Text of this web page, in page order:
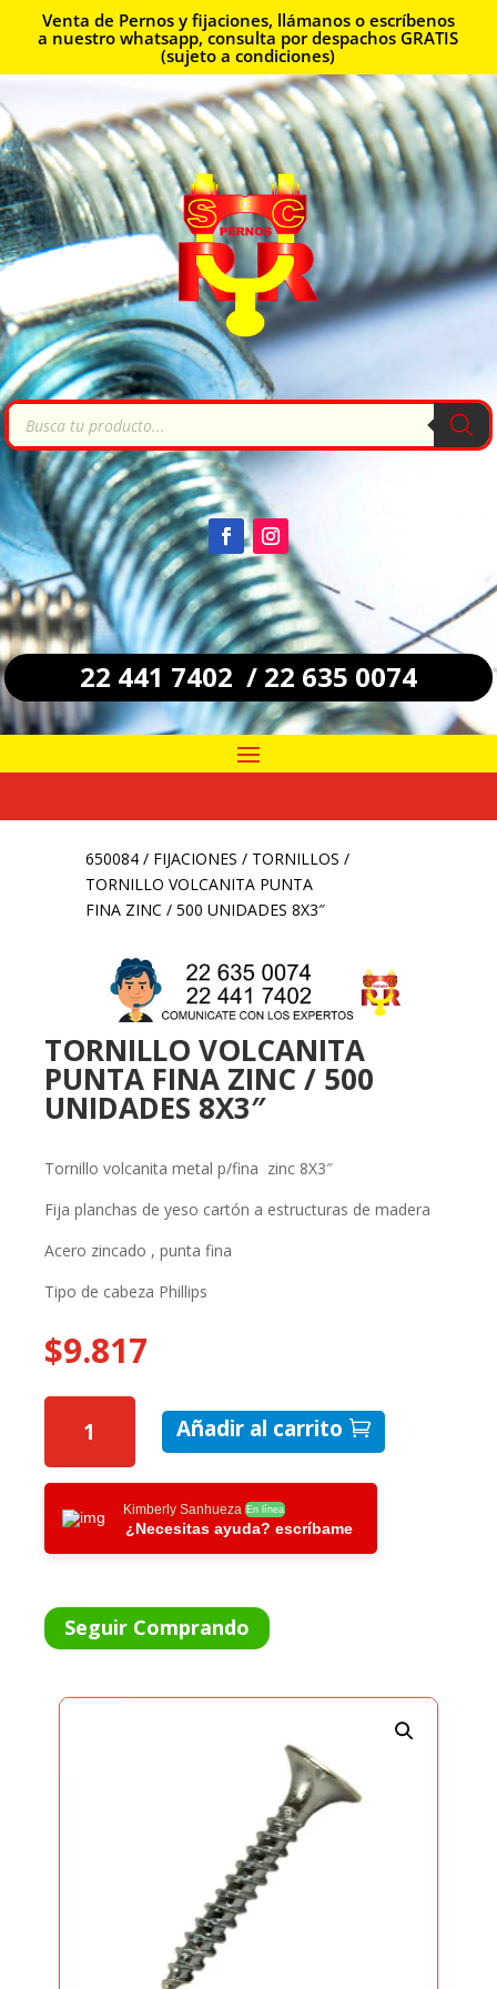
Venta de Pernos y fijaciones, llámanos o escríbenos
a nuestro whatsapp, consulta por despachos GRATIS
(sujeto a condiciones)
Búsqueda
productos
22 441 7402 / 22 635 0074
650084/ FIJACIONES / TORNILLOS /
TORNILLO VOLCANITA PUNTA
FINA ZINC / 500 UNIDADES 8X3″
TORNILLO VOLCANITA
PUNTA FINA ZINC / 500
UNIDADES 8X3″
Tornillo volcanita metal p/fina zinc 8X3″
Fija planchas de yeso cartón a estructuras de madera
Acero zincado , punta fina
Tipo de cabeza Phillips
$9.817
TORNILLO
VOLCANITA
PUNTA
FINA
ZINC
8X3"
CANTIDAD
Añadir al carrito
Kimberly Sanhueza En línea
¿Necesitas ayuda? escríbame
Seguir Comprando